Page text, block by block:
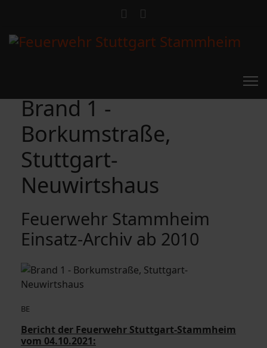
Feuerwehr Stammheim
Einsatz-Archiv ab 2010
Brand 1 -
Borkumstraße,
Stuttgart-
Neuwirtshaus
BE
Bericht der Feuerwehr Stuttgart-Stammheim
vom 04.10.2021: